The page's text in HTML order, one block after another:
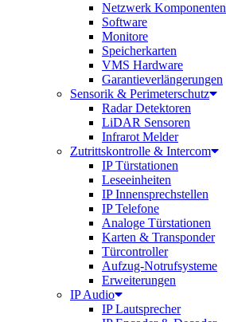
Netzwerk Komponenten
Software
Monitore
Speicherkarten
VMS Hardware
Garantieverlängerungen
Sensorik & Perimeterschutz
Radar Detektoren
LiDAR Sensoren
Infrarot Melder
Zutrittskontrolle & Intercom
IP Türstationen
Leseeinheiten
IP Innensprechstellen
IP Telefone
Analoge Türstationen
Karten & Transponder
Türcontroller
Aufzug-Notrufsysteme
Erweiterungen
IP Audio
IP Lautsprecher